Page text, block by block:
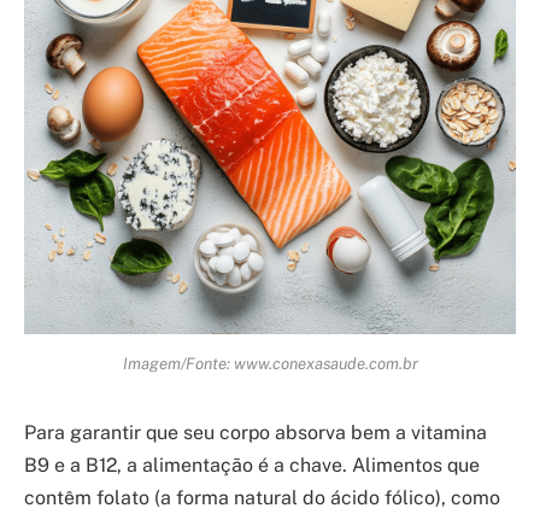
Imagem/Fonte: www.conexasaude.com.br
Para garantir que seu corpo absorva bem a vitamina
B9 e a B12, a alimentação é a chave. Alimentos que
contêm folato (a forma natural do ácido fólico), como